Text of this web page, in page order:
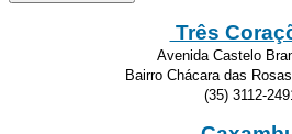
Três
Avenida Castelo
Bairro Chácara das
(35) 3112-